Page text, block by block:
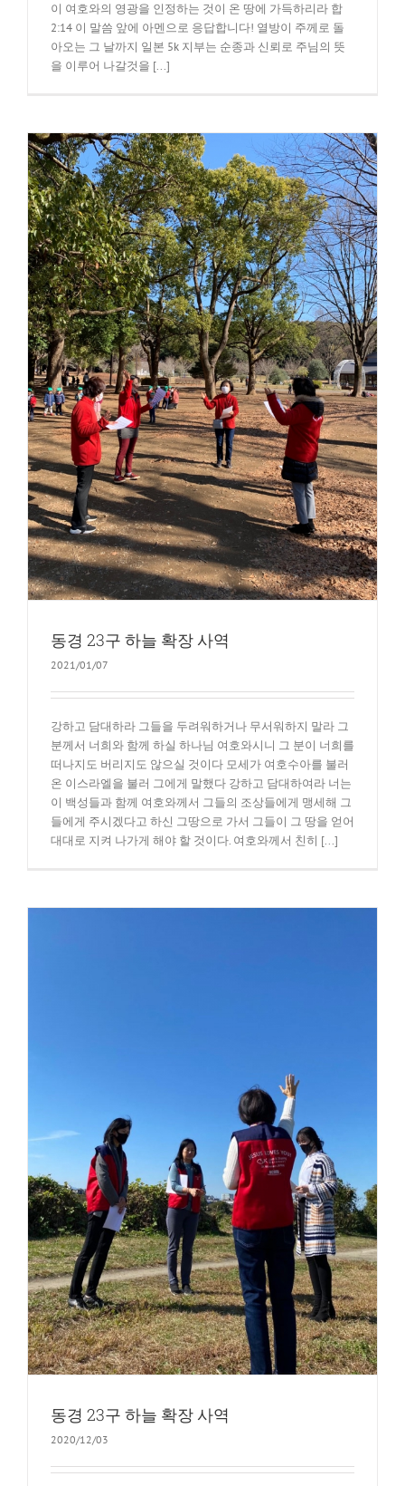
이 여호와의 영광을 인정하는 것이 온 땅에 가득하리라 합
2:14 이 말씀 앞에 아멘으로 응답합니다! 열방이 주께로 돌
아오는 그 날까지 일본 5k 지부는 순종과 신뢰로 주님의 뜻
을 이루어 나갈것을 [...]
동경 23구 하늘 확장 사역
2021/01/07
강하고 담대하라 그들을 두려워하거나 무서워하지 말라 그
분께서 너희와 함께 하실 하나님 여호와시니 그 분이 너희를
떠나지도 버리지도 않으실 것이다 모세가 여호수아를 불러
온 이스라엘을 불러 그에게 말했다 강하고 담대하여라 너는
이 백성들과 함께 여호와께서 그들의 조상들에게 맹세해 그
들에게 주시겠다고 하신 그땅으로 가서 그들이 그 땅을 얻어
대대로 지켜 나가게 해야 할 것이다. 여호와께서 친히 [...]
동경 23구 하늘 확장 사역
2020/12/03